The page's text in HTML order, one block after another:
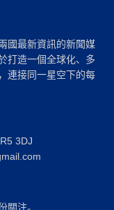
國最新資訊的新聞媒
打造一個全球化、多
連接同一星空下的每
3DJ
關注。